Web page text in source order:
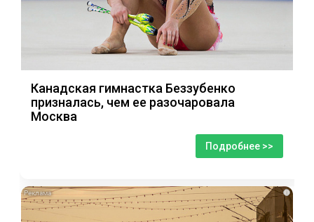
Канадская гимнастка Беззубенко
призналась, чем ее разочаровала
Москва
Подробнее >>
i